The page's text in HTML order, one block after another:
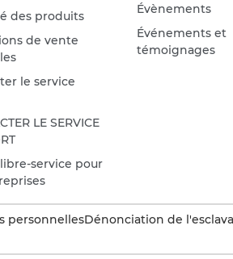
des produits
de vente
le service
LE SERVICE
service pour
Évènements
Événements et
témoignages
personnellesDénonciation de